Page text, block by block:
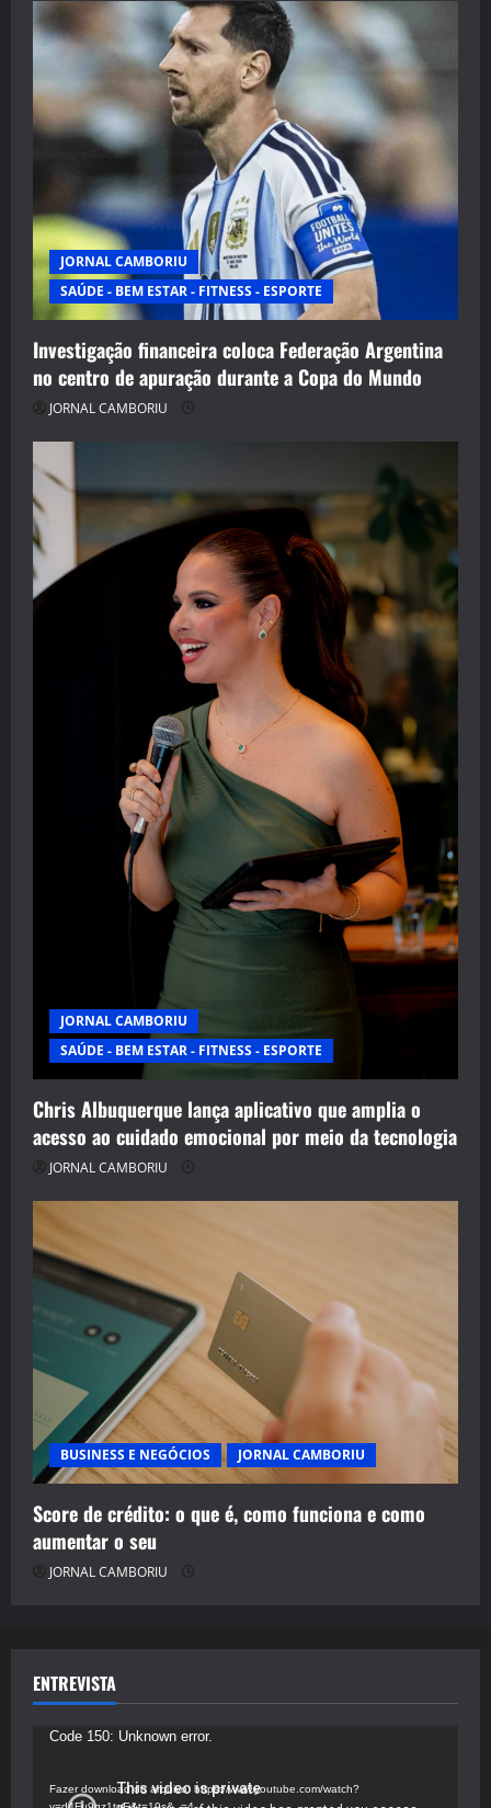
JORNAL CAMBORIU
SAÚDE - BEM ESTAR - FITNESS - ESPORTE
Investigação financeira coloca Federação Argentina
no centro de apuração durante a Copa do Mundo
JORNAL CAMBORIU
JORNAL CAMBORIU
SAÚDE - BEM ESTAR - FITNESS - ESPORTE
Chris Albuquerque lança aplicativo que amplia o
acesso ao cuidado emocional por meio da tecnologia
JORNAL CAMBORIU
BUSINESS E NEGÓCIOS JORNAL CAMBORIU
Score de crédito: o que é, como funciona e como
aumentar o seu
JORNAL CAMBORIU
ENTREVISTA
Tocador
vídeo
Code 150: Unknown error.
Fazer download do arquivo: https://www.youtube.com/watch?